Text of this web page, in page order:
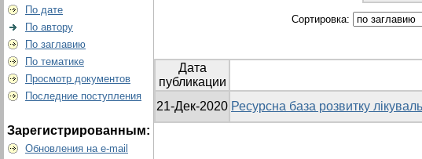
По дате
По автору
По заглавию
По тематике
Просмотр документов
Последние поступления
Зарегистрированным:
Обновления на e-mail
Сортировка:
Дата
публикации
21-Дек-2020 Ресурсна база розвитку